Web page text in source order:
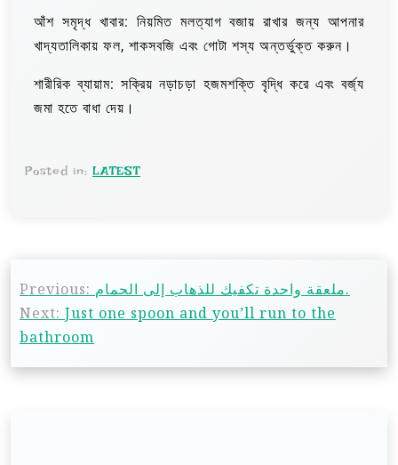
আঁশ সমৃদ্ধ খাবার: নিয়মিত মলত্যাগ বজায় রাখার জন্য আপনার
খাদ্যতালিকায় ফল, শাকসবজি এবং গোটা শস্য অন্তর্ভুক্ত করুন।
শারীরিক ব্যায়াম: সক্রিয় নড়াচড়া হজমশক্তি বৃদ্ধি করে এবং বর্জ্য
জমা হতে বাধা দেয়।
Posted in: LATEST
Previous:
ملعقة واحدة تكفيك للذهاب إلى الحمام.
Next: Just one spoon and you’ll run to the
bathroom